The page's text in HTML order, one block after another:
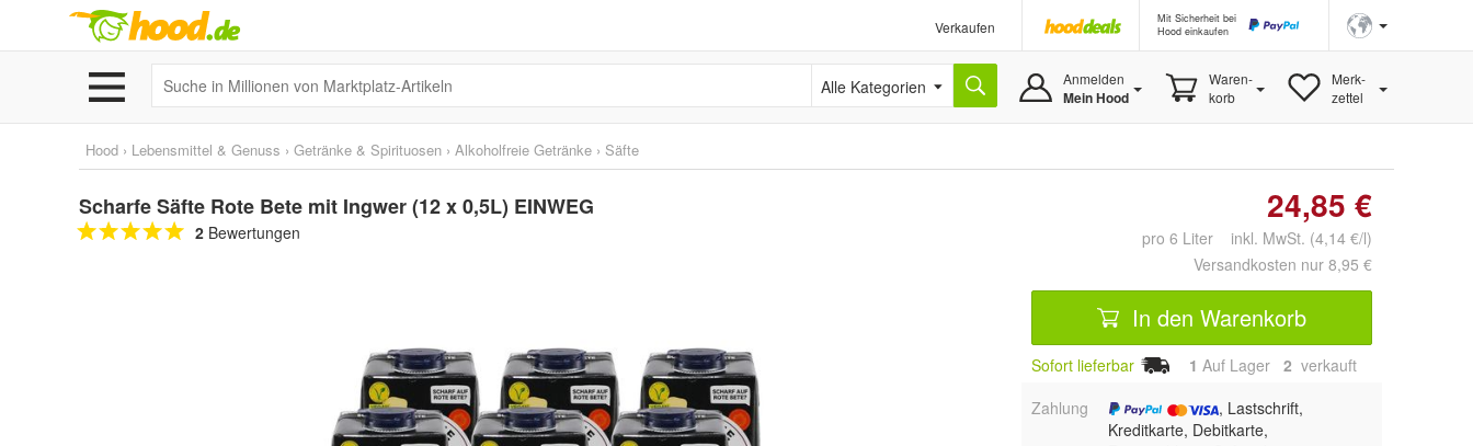
Verkaufen
Mit Sicherheit bei
Hood einkaufen
Alle Kategorien Anmelden
Mein Hood
Waren-
korb
Merk-
zettel
Hood › Lebensmittel & Genuss › Getränke & Spirituosen › Alkoholfreie Getränke › Säfte
Scharfe Säfte Rote Bete mit Ingwer (12 x 0,5L) EINWEG
2 Bewertungen
24,85 €
pro 6 Liter inkl. MwSt. (4,14 €/l)
Versandkosten nur 8,95 €
In den Warenkorb
Sofort lieferbar 1 Auf Lager 2 verkauft
Zahlung
, Lastschrift,
Kreditkarte, Debitkarte,